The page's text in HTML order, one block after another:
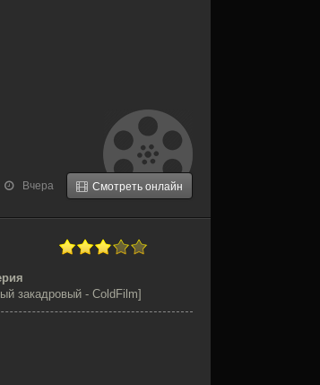
Вчера Смотреть онлайн
закадровый - ColdFilm]